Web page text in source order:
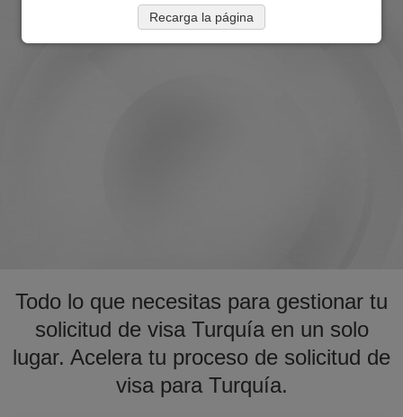
Todo lo que necesitas para gestionar tu
solicitud de visa Turquía en un solo
lugar. Acelera tu proceso de solicitud de
visa para Turquía.
Recarga la página